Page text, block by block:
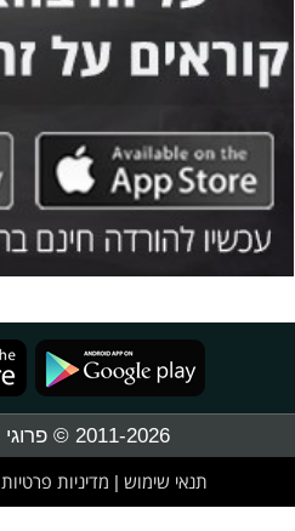
2011-2026 © פרוגי תקשורת בע"מ
תנאי שימוש מדיניות פרטיות